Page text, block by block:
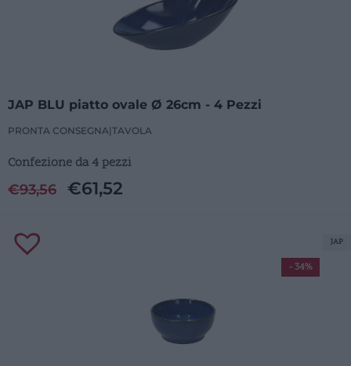
JAP BLU piatto ovale Ø 26cm - 4 Pezzi
PRONTA CONSEGNA|TAVOLA
Confezione da 4 pezzi
€93,56 €61,52
- 34%
JAP